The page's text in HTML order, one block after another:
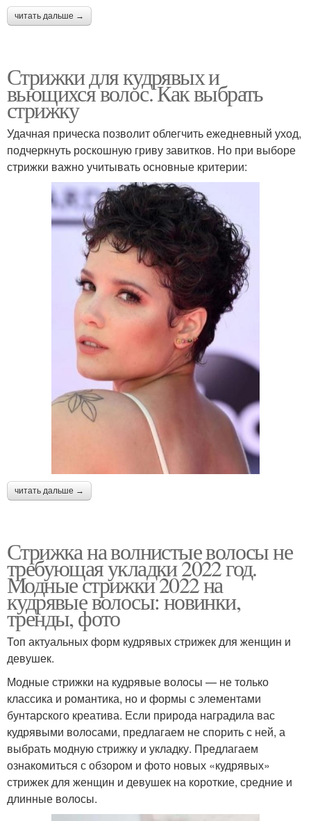
читать дальше →
Стрижки для кудрявых и
вьющихся волос. Как выбрать
стрижку
Удачная прическа позволит облегчить ежедневный уход,
подчеркнуть роскошную гриву завитков. Но при выборе
стрижки важно учитывать основные критерии:
читать дальше →
Стрижка на волнистые волосы не
требующая укладки 2022 год.
Модные стрижки 2022 на
кудрявые волосы: новинки,
тренды, фото
Топ актуальных форм кудрявых стрижек для женщин и
девушек.
Модные стрижки на кудрявые волосы — не только
классика и романтика, но и формы с элементами
бунтарского креатива. Если природа наградила вас
кудрявыми волосами, предлагаем не спорить с ней, а
выбрать модную стрижку и укладку.⁣⁣ Предлагаем
ознакомиться с обзором и фото новых «кудрявых»
стрижек для женщин и девушек на короткие, средние и
длинные волосы.